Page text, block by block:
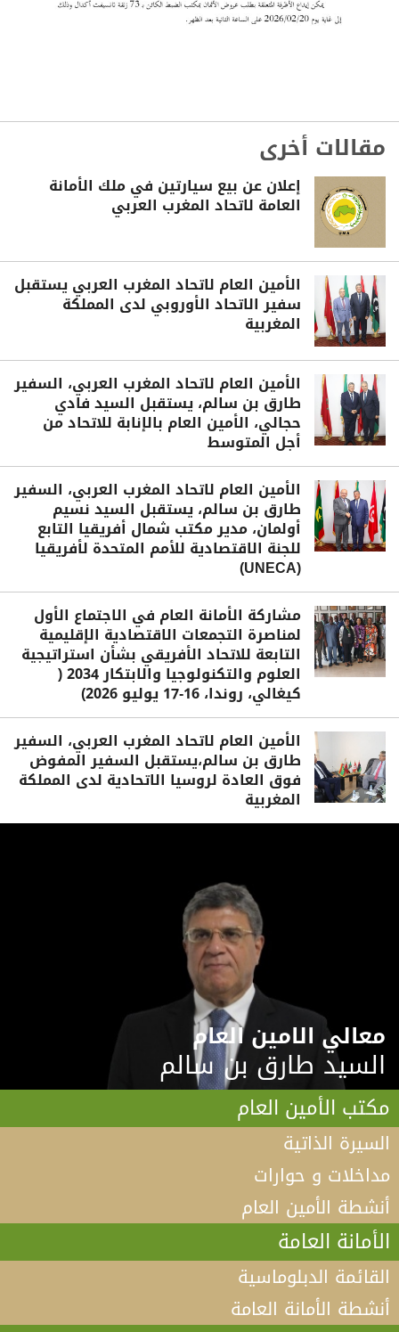
مقالات أخرى
إعلان عن بيع سيارتين في ملك الأمانة
العامة لاتحاد المغرب العربي
الأمين العام لاتحاد المغرب العربي يستقبل
سفير الاتحاد الأوروبي لدى المملكة
المغربية
الأمين العام لاتحاد المغرب العربي، السفير
طارق بن سالم، يستقبل السيد فادي
حجالي، الأمين العام بالإنابة للاتحاد من
أجل المتوسط
الأمين العام لاتحاد المغرب العربي، السفير
طارق بن سالم، يستقبل السيد نسيم
أولمان، مدير مكتب شمال أفريقيا التابع
للجنة الاقتصادية للأمم المتحدة لأفريقيا
(UNECA)
مشاركة الأمانة العام في الاجتماع الأول
لمناصرة التجمعات الاقتصادية الإقليمية
التابعة للاتحاد الأفريقي بشأن استراتيجية
العلوم والتكنولوجيا والابتكار 2034 (
كيغالي، روندا، 16-17 يوليو 2026)
الأمين العام لاتحاد المغرب العربي، السفير
طارق بن سالم،يستقبل السفير المفوض
فوق العادة لروسيا الاتحادية لدى المملكة
المغربية
معالي الامين العام
السيد طارق بن سالم
مكتب الأمين العام
السيرة الذاتية
مداخلات و حوارات
أنشطة الأمين العام
الأمانة العامة
القائمة الدبلوماسية
أنشطة الأمانة العامة